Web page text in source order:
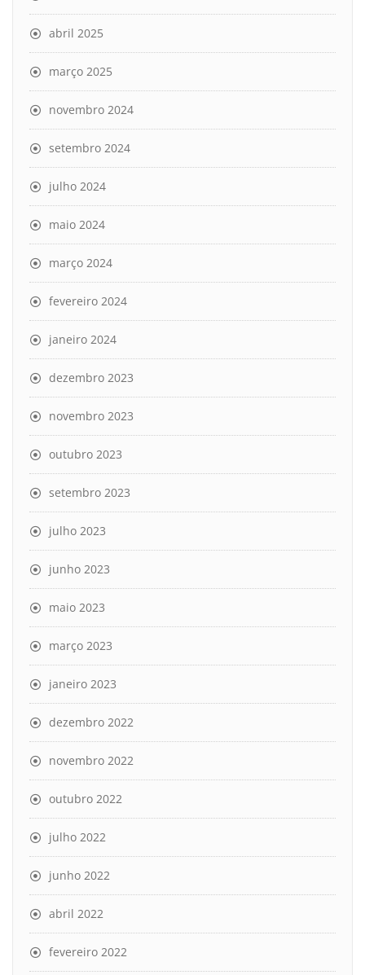
abril 2025
março 2025
novembro 2024
setembro 2024
julho 2024
maio 2024
março 2024
fevereiro 2024
janeiro 2024
dezembro 2023
novembro 2023
outubro 2023
setembro 2023
julho 2023
junho 2023
maio 2023
março 2023
janeiro 2023
dezembro 2022
novembro 2022
outubro 2022
julho 2022
junho 2022
abril 2022
fevereiro 2022